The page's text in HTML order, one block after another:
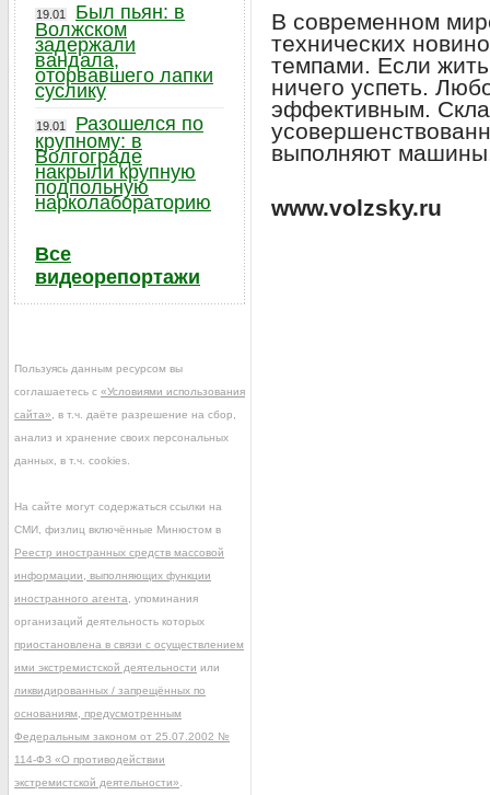
В современном
технических
темпами. Если жить
ничего успеть.
эффективным.
выполняют
www.volzsky.ru
19.01
Был пьян: в
Волжском
задержали
вандала,
оторвавшего лапки
суслику
19.01
Разошелся по
крупному: в
Волгограде
накрыли крупную
подпольную
нарколабораторию
Все
видеорепортажи
Пользуясь данным ресурсом вы
соглашаетесь с «Условиями использования
сайта» , в т.ч. даёте разрешение на сбор,
анализ и хранение своих персональных
данных, в т.ч. cookies.
На сайте могут содержаться ссылки на
СМИ, физлиц включённые Минюстом в
Реестр иностранных средств массовой
информации, выполняющих функции
иностранного агента , упоминания
организаций деятельность которых
приостановлена в связи с осуществлением
ими экстремистской деятельности или
ликвидированных / запрещённых по
основаниям, предусмотренным
Федеральным законом от 25.07.2002 №
114-ФЗ «О противодействии
экстремистской деятельности»